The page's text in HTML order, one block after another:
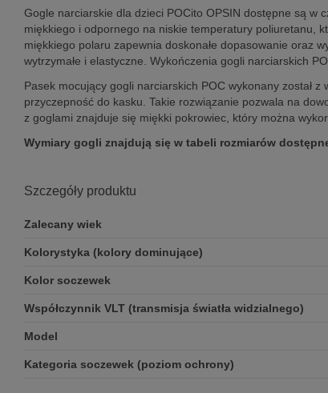
Gogle narciarskie dla dzieci POCito OPSIN dostępne są w
miękkiego i odpornego na niskie temperatury poliuretanu,
miękkiego polaru zapewnia doskonałe dopasowanie oraz
wytrzymałe i elastyczne. Wykończenia gogli narciarskich
Pasek mocujący gogli narciarskich POC wykonany został
przyczepność do kasku. Takie rozwiązanie pozwala na
z goglami znajduje się miękki pokrowiec, który można
Wymiary gogli znajdują się w tabeli rozmiarów
Szczegóły produktu
Zalecany wiek
Kolorystyka (kolory dominujące)
Kolor soczewek
Współczynnik VLT (transmisja światła widzialnego)
Model
Kategoria soczewek (poziom ochrony)